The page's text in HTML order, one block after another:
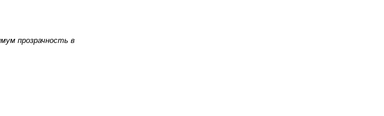
прозрачность в